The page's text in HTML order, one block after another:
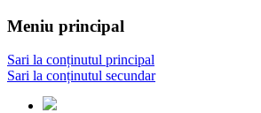
Meniu principal
Sari la conținutul principal
Sari la conținutul secundar